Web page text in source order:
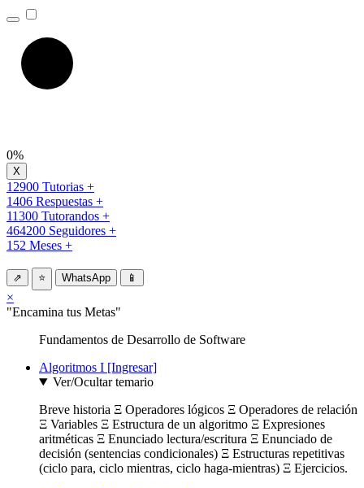
0%
12900 Tutorias +
1406 Respuestas +
11300 Tutorandos +
464200 Seguidores +
152 Meses +
⇗ ⭐ WhatsApp 📱
×
"Encamina tus Metas"
Fundamentos de Desarrollo de Software
Algoritmos I [Ingresar]
Ver/Ocultar temario
Breve historia Ξ Operadores lógicos Ξ Operadores de relación
Ξ Variables Ξ Estructura de un algoritmo Ξ Expresiones
aritméticas Ξ Enunciado lectura/escritura Ξ Enunciado de
decisión (sentencias condicionales) Ξ Estructuras repetitivas
(ciclo para, ciclo mientras, ciclo haga-mientras) Ξ Ejercicios.